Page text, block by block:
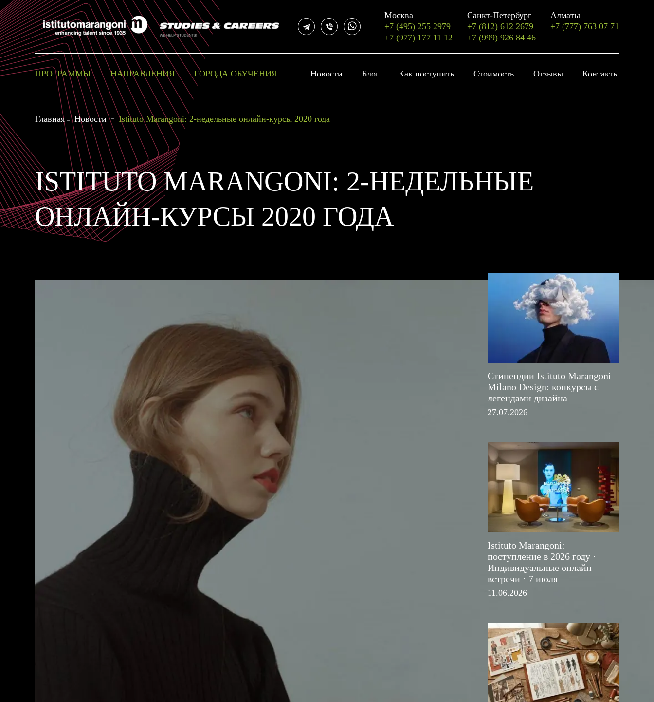
Москва
+7 (495) 255 2979
+7 (977) 177 11 12
Санкт-Петербург
+7 (812) 612 2679
+7 (999) 926 84 46
Алматы
+7 (777) 763 07 71
ПРОГРАММЫ НАПРАВЛЕНИЯ ГОРОДА ОБУЧЕНИЯ Новости Блог Как поступить Стоимость Отзывы Контакты
Главная Новости Istituto Marangoni: 2-недельные онлайн-курсы 2020 года
ISTITUTO MARANGONI: 2-НЕДЕЛЬНЫЕ
ОНЛАЙН-КУРСЫ 2020 ГОДА
Стипендии Istituto Marangoni
Milano Design: конкурсы с
легендами дизайна
27.07.2026
Istituto Marangoni:
поступление в 2026 году ·
Индивидуальные онлайн-
встречи · 7 июля
11.06.2026